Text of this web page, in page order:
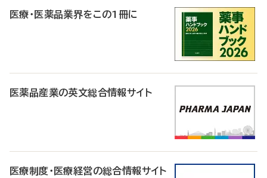
医療・医薬品業界をこの1冊に
医薬品産業の英文総合情報サイト
医療制度・医療経営の総合情報サイト